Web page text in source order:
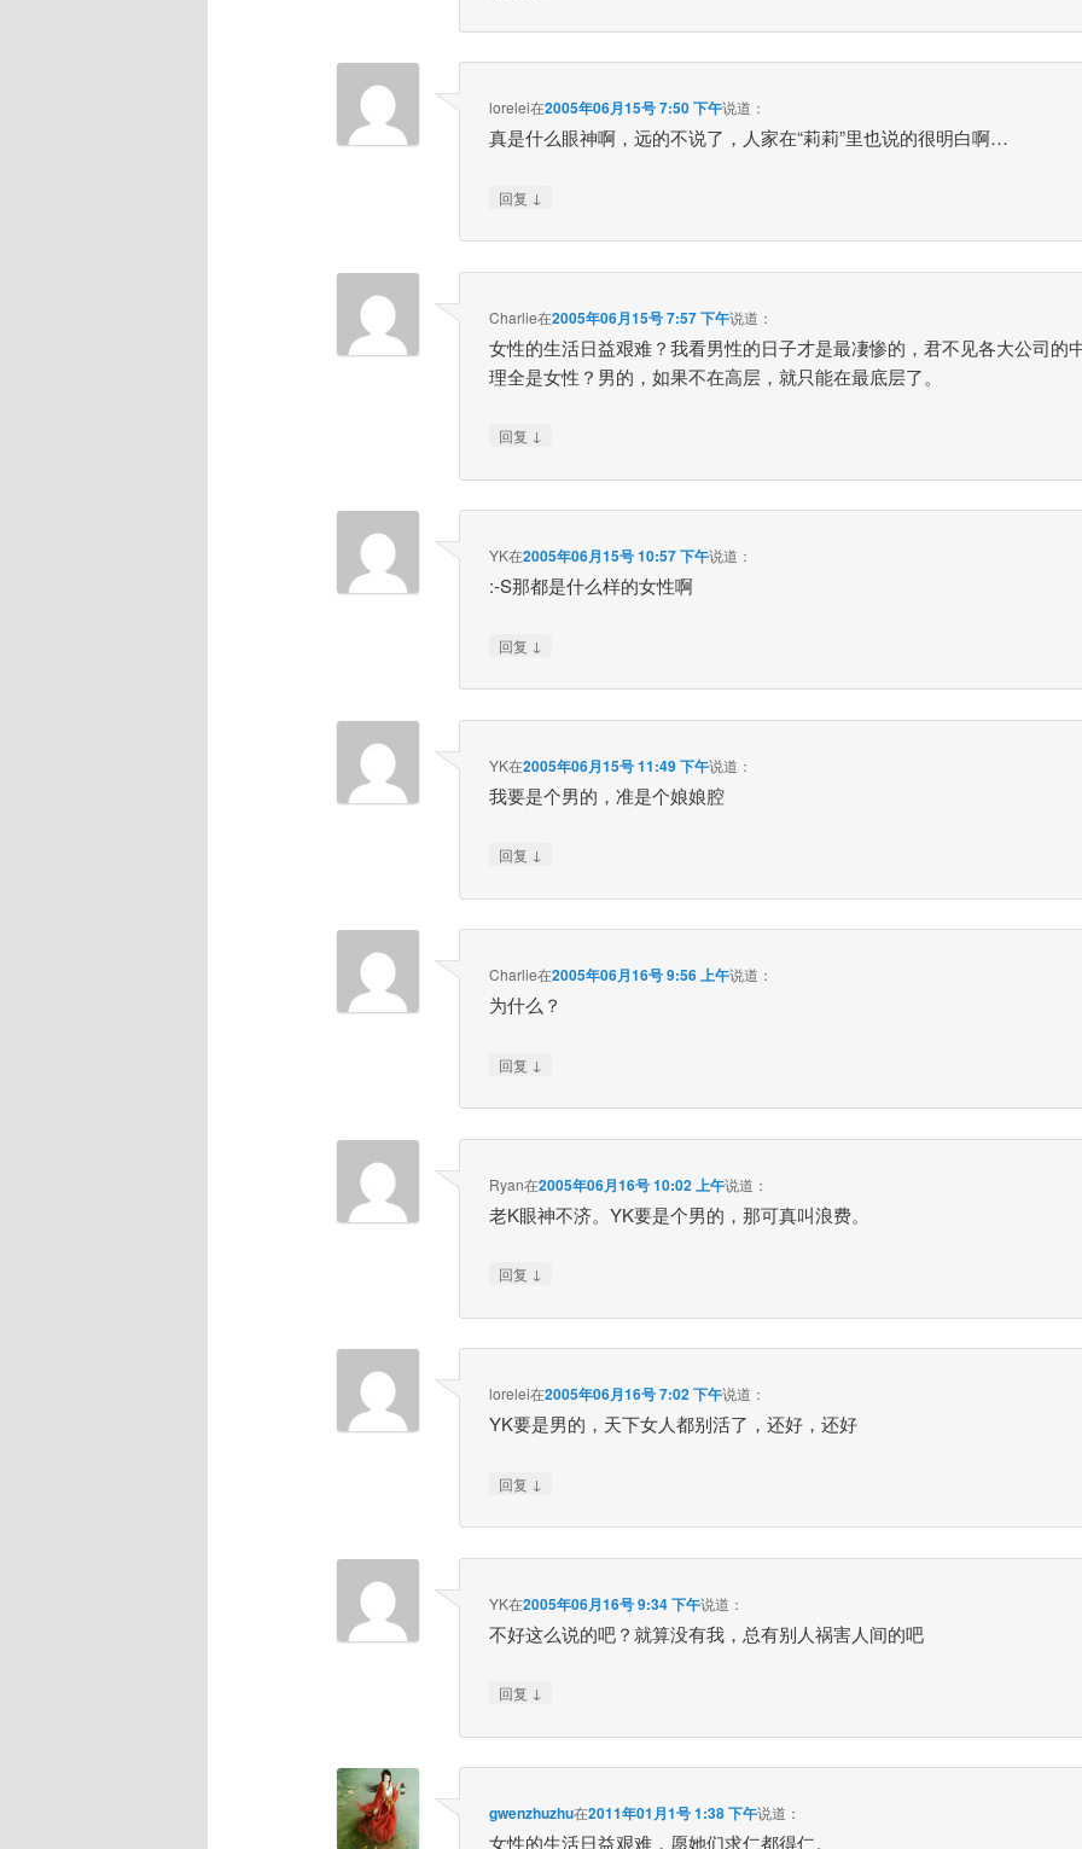
lorelei在2005年06月15号 7:50 下午说道：
真是什么眼神啊，远的不说了，人家在“莉莉”里也说的很明白啊…
回复 ↓
Charlie在2005年06月15号 7:57 下午说道：
女性的生活日益艰难？我看男性的日子才是最凄惨的，君不见各大公司的
理全是女性？男的，如果不在高层，就只能在最底层了。
回复 ↓
YK在2005年06月15号 10:57 下午说道：
:-S那都是什么样的女性啊
回复 ↓
YK在2005年06月15号 11:49 下午说道：
我要是个男的，准是个娘娘腔
回复 ↓
Charlie在2005年06月16号 9:56 上午说道：
为什么？
回复 ↓
Ryan在2005年06月16号 10:02 上午说道：
老K眼神不济。YK要是个男的，那可真叫浪费。
回复 ↓
lorelei在2005年06月16号 7:02 下午说道：
YK要是男的，天下女人都别活了，还好，还好
回复 ↓
YK在2005年06月16号 9:34 下午说道：
不好这么说的吧？就算没有我，总有别人祸害人间的吧
回复 ↓
gwenzhuzhu在2011年01月1号 1:38 下午说道：
女性的生活日益艰难，愿她们求仁都得仁。